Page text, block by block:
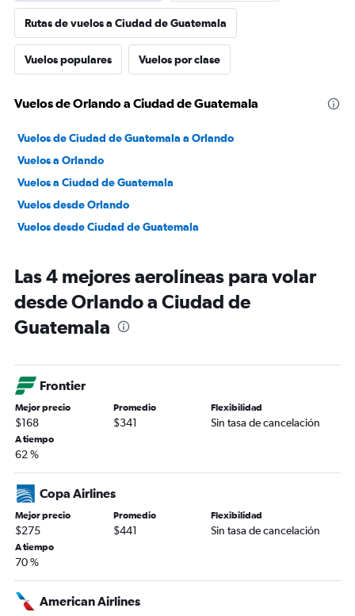
Rutas de vuelos a Ciudad de Guatemala
Vuelos populares Vuelos por clase
Vuelos de Orlando a Ciudad de Guatemala
Vuelos de Ciudad de Guatemala a Orlando
Vuelos a Orlando
Vuelos a Ciudad de Guatemala
Vuelos desde Orlando
Vuelos desde Ciudad de Guatemala
Las 4 mejores aerolíneas para volar
desde Orlando a Ciudad de
Guatemala
Frontier
Mejor precio
$168
Promedio
$341
Flexibilidad
Sin tasa de cancelación
A tiempo
62 %
Copa Airlines
Mejor precio
$275
Promedio
$441
Flexibilidad
Sin tasa de cancelación
A tiempo
70 %
American Airlines